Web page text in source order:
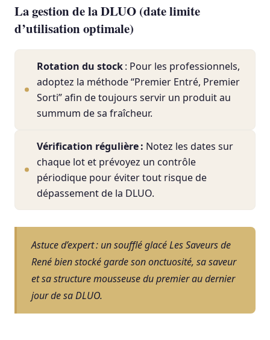
La gestion de la DLUO (date limite
d’utilisation optimale)
Rotation du stock: Pour les professionnels,
adoptez la méthode “Premier Entré, Premier
Sorti” afin de toujours servir un produit au
summum de sa fraîcheur.
Vérification régulière : Notez les dates sur
chaque lot et prévoyez un contrôle
périodique pour éviter tout risque de
dépassement de la DLUO.
Astuce d’expert : un soufflé glacé Les Saveurs de
René bien stocké garde son onctuosité, sa saveur
et sa structure mousseuse du premier au dernier
jour de sa DLUO.